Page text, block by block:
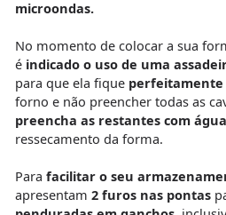
microondas.
No momento de colocar a sua
é indicado o uso de uma
para que ela fique perfeitamente
forno e não preencher todas as
preencha as restantes com água
ressecamento da forma.
Para facilitar o seu
apresentam 2 furos nas pontas